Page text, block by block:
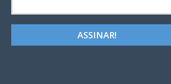
LinkedIn Pinterest